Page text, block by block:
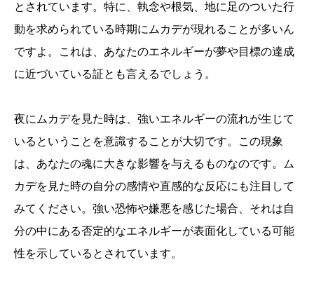
とされています。特に、執念や根気、地に足のついた行
動を求められている時期にムカデが現れることが多いん
ですよ。これは、あなたのエネルギーが夢や目標の達成
に近づいている証とも言えるでしょう。
夜にムカデを見た時は、強いエネルギーの流れが生じて
いるということを意識することが大切です。この現象
は、あなたの魂に大きな影響を与えるものなのです。ム
カデを見た時の自分の感情や直感的な反応にも注目して
みてください。強い恐怖や嫌悪を感じた場合、それは自
分の中にある否定的なエネルギーが表面化している可能
性を示しているとされています。